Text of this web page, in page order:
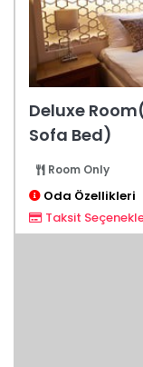
Deluxe
Sofa Bed)
Room Only
Oda Özellikleri
Taksit